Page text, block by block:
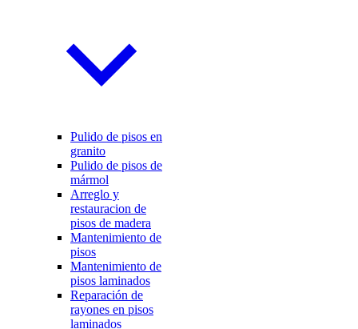
Pulido de pisos en
granito
Pulido de pisos de
mármol
Arreglo y
restauracion de
pisos de madera
Mantenimiento de
pisos
Mantenimiento de
pisos laminados
Reparación de
rayones en pisos
laminados